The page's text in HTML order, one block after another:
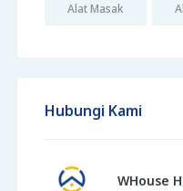
Alat Masak
Hubungi Kami
WHouse